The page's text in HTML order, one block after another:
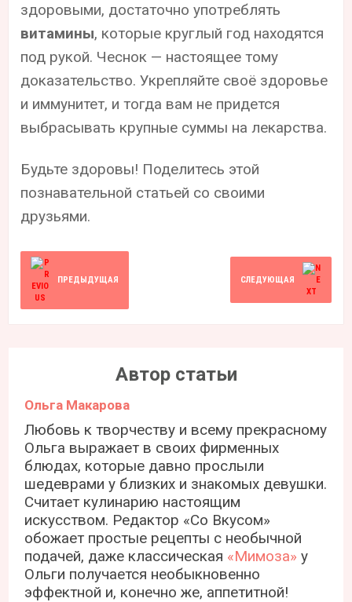
здоровыми, достаточно употреблять
витамины, которые круглый год находятся
под рукой. Чеснок — настоящее тому
доказательство. Укрепляйте своё здоровье
и иммунитет, и тогда вам не придется
выбрасывать крупные суммы на лекарства.
Будьте здоровы! Поделитесь этой
познавательной статьей со своими
друзьями.
ПРЕДЫДУЩАЯ СЛЕДУЮЩАЯ
Автор статьи
Ольга Макарова
Любовь к творчеству и всему прекрасному
Ольга выражает в своих фирменных
блюдах, которые давно прослыли
шедеврами у близких и знакомых девушки.
Считает кулинарию настоящим
искусством. Редактор «Со Вкусом»
обожает простые рецепты с необычной
подачей, даже классическая «Мимоза» у
Ольги получается необыкновенно
эффектной и, конечно же, аппетитной!